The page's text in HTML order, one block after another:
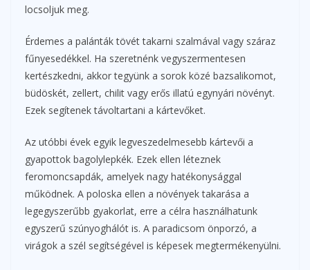
locsoljuk meg.
Érdemes a palánták tövét takarni szalmával vagy száraz
fűnyesedékkel. Ha szeretnénk vegyszermentesen
kertészkedni, akkor tegyünk a sorok közé bazsalikomot,
büdöskét, zellert, chilit vagy erős illatú egynyári növényt.
Ezek segítenek távoltartani a kártevőket.
Az utóbbi évek egyik legveszedelmesebb kártevői a
gyapottok bagolylepkék. Ezek ellen léteznek
feromoncsapdák, amelyek nagy hatékonysággal
működnek. A poloska ellen a növények takarása a
legegyszerűbb gyakorlat, erre a célra használhatunk
egyszerű szúnyoghálót is. A paradicsom önporzó, a
virágok a szél segítségével is képesek megtermékenyülni.